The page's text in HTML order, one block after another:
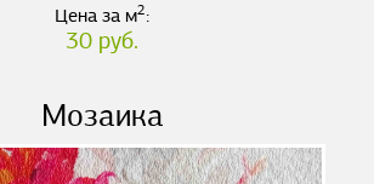
Цена за м2:
30 руб.
Мозаика